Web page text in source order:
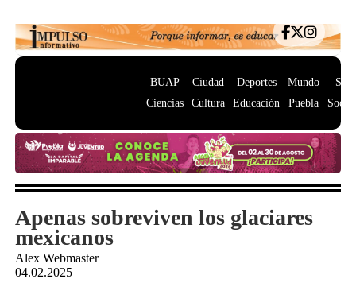
BUAP
Ciencias
Ciudad
Cultura
Deportes
Educación
Mundo
Puebla
Apenas sobreviven los glaciares
mexicanos
Alex Webmaster
04.02.2025